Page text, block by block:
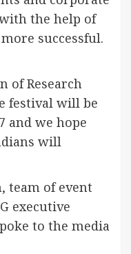
the help of
successful.
of Research
festival will be
and we hope
will
team of event
executive
to the media